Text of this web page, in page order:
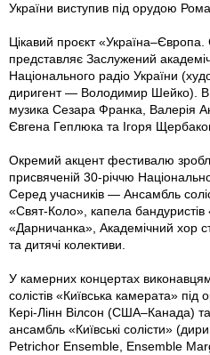
України виступив під орудою
Цікавий проєкт
представляє Заслужений
Національного радіо України
диригент — Володимир Шейко). В
музика Сезара Франка, Валерія
Євгена Геплюка та Ігоря
Окремий акцент фестивалю
присвяченій 30-річчю
Серед учасників — Ансамбль
«Свят-Коло», капела
«Дарничанка», Академічний хор
та дитячі колективи.
У камерних концертах
солістів «Київська камерата»
Кері-Лінн Вілсон (США–Канада)
ансамбль «Київські солісти»
Petrichor Ensemble, Ensemble